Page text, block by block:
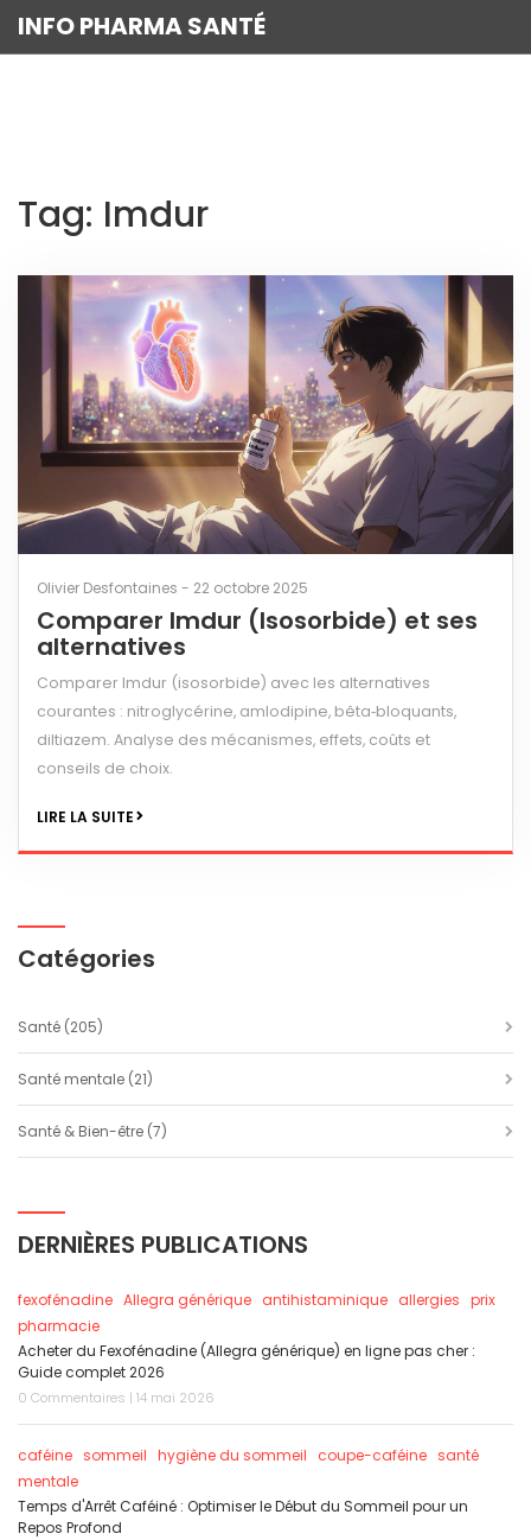
INFO PHARMA SANTÉ
Tag: Imdur
Olivier Desfontaines - 22 octobre 2025
Comparer Imdur (Isosorbide) et ses
alternatives
Comparer Imdur (isosorbide) avec les alternatives
courantes : nitroglycérine, amlodipine, bêta‑bloquants,
diltiazem. Analyse des mécanismes, effets, coûts et
conseils de choix.
LIRE LA SUITE
Catégories
Santé (205)
Santé mentale (21)
Santé & Bien-être (7)
DERNIÈRES PUBLICATIONS
fexofénadine Allegra générique antihistaminique allergies prix
pharmacie
Acheter du Fexofénadine (Allegra générique) en ligne pas cher :
Guide complet 2026
0 Commentaires | 14 mai 2026
caféine sommeil hygiène du sommeil coupe-caféine santé
mentale
Temps d'Arrêt Caféiné : Optimiser le Début du Sommeil pour un
Repos Profond